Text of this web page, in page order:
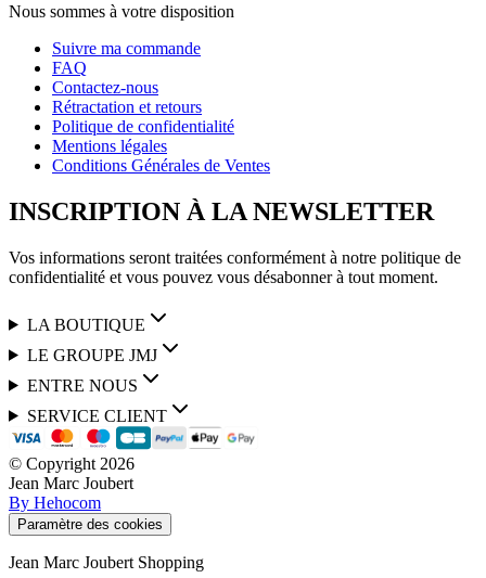
Nous sommes à votre disposition
Suivre ma commande
FAQ
Contactez-nous
Rétractation et retours
Politique de confidentialité
Mentions légales
Conditions Générales de Ventes
INSCRIPTION À LA NEWSLETTER
Vos informations seront traitées conformément à notre politique de
confidentialité et vous pouvez vous désabonner à tout moment.
LA BOUTIQUE
LE GROUPE JMJ
ENTRE NOUS
SERVICE CLIENT
© Copyright 2026
Jean Marc Joubert
By Hehocom
Paramètre des cookies
Jean Marc Joubert Shopping